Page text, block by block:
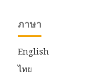
ภาษา
English
ไทย